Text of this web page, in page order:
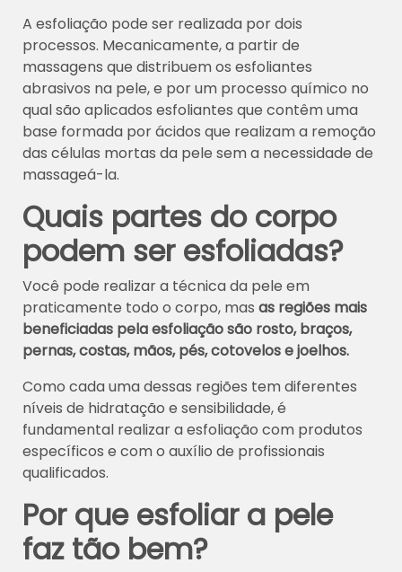
A esfoliação pode ser realizada por dois
processos. Mecanicamente, a partir de
massagens que distribuem os esfoliantes
abrasivos na pele, e por um processo químico no
qual são aplicados esfoliantes que contêm uma
base formada por ácidos que realizam a remoção
das células mortas da pele sem a necessidade de
massageá-la.
Quais partes do corpo
podem ser esfoliadas?
Você pode realizar a técnica da pele em
praticamente todo o corpo, mas as regiões mais
beneficiadas pela esfoliação são rosto, braços,
pernas, costas, mãos, pés, cotovelos e joelhos.
Como cada uma dessas regiões tem diferentes
níveis de hidratação e sensibilidade, é
fundamental realizar a esfoliação com produtos
específicos e com o auxílio de profissionais
qualificados.
Por que esfoliar a pele
faz tão bem?